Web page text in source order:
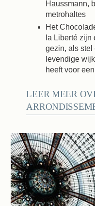
Haussmann,
metrohaltes
Het
la Liberté zijn
gezin, als stel
levendige
heeft voor
LEER MEER